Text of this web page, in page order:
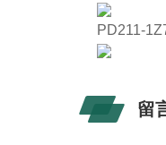
PD211-
留